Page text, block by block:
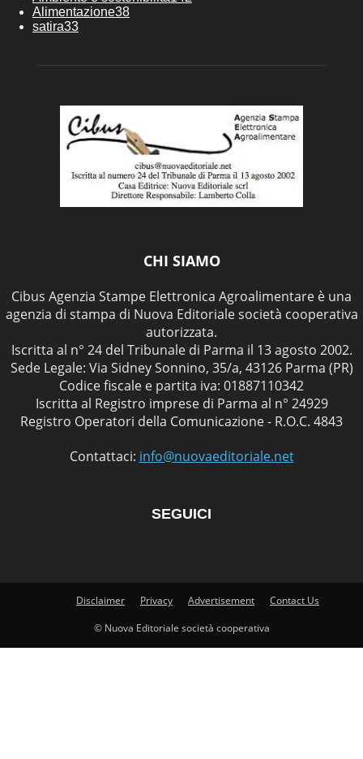
Alimentazione38
satira33
CHI SIAMO
Cibus Agenzia Stampe Elettronica Agroalimentare è una
agenzia di stampa di Nuova Editoriale società cooperativa
autorizzata.
Iscritta al n° 24 del Tribunale di Parma il 13 agosto 2002.
Sede Legale: Via Sidney Sonnino, 35/a, 43126 Parma (PR)
Codice fiscale e partita iva: 01887110342
Iscritta al Registro imprese di Parma al n° 24929
Registro Operatori della Comunicazione - R.O.C. 4843
Contattaci: info@nuovaeditoriale.net
SEGUICI
Disclaimer Privacy Advertisement
Contact Us
© Nuova Editoriale società cooperativa